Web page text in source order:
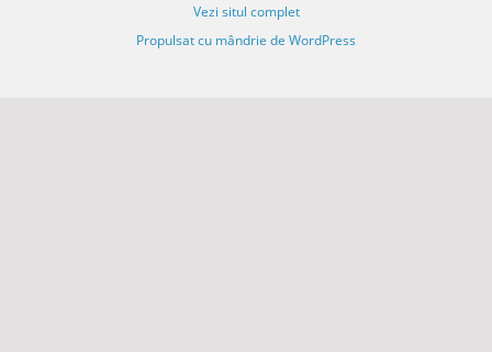
Vezi situl complet
Propulsat cu mândrie de WordPress